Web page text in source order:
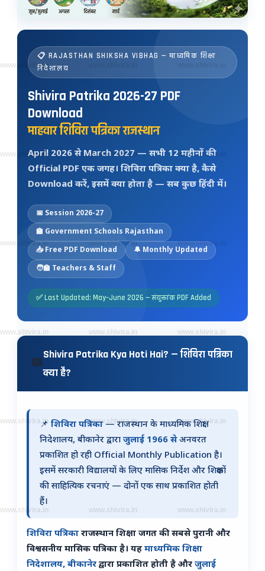
📋 RAJASTHAN SHIKSHA VIBHAG — माध्यमिक शिक्षा
निदेशालय
Shivira Patrika 2026-27 PDF
Download
माहवार शिविरा पत्रिका राजस्थान
April 2026 से March 2027 — सभी 12 महीनों की
Official PDF एक जगह। शिविरा पत्रिका क्या है, कैसे
Download करें, इसमें क्या होता है — सब कुछ हिंदी में।
📅 Session 2026-27
🏫 Government Schools Rajasthan
📥 Free PDF Download
🔔 Monthly Updated
🧑‍🏫 Teachers & Staff
✅ Last Updated: May–June 2026 — संयुक्तांक PDF Added
📖
Shivira Patrika Kya Hoti Hai? — शिविरा पत्रिका
क्या है?
📌 शिविरा पत्रिका— राजस्थान के माध्यमिक शिक्षा
निदेशालय, बीकानेर द्वारा जुलाई 1966 सेअनवरत
प्रकाशित हो रही Official Monthly Publication है।
इसमें सरकारी विद्यालयों के लिए मासिक निर्देश और शिक्षकों
की साहित्यिक रचनाएं — दोनों एक साथ प्रकाशित होती
हैं।
शिविरा पत्रिकाराजस्थान शिक्षा जगत की सबसे पुरानी और
विश्वसनीय मासिक पत्रिका है। यह माध्यमिक शिक्षा
निदेशालय, बीकानेरद्वारा प्रकाशित होती है और जुलाई
www.shivira.in
www.shivira.in
www.shivira.in
www.shivira.in
www.shivira.in
www.shivira.in
www.shivira.in
www.shivira.in
www.shivira.in
www.shivira.in
www.shivira.in
www.shivira.in
www.shivira.in
www.shivira.in
www.shivira.in
www.shivira.in